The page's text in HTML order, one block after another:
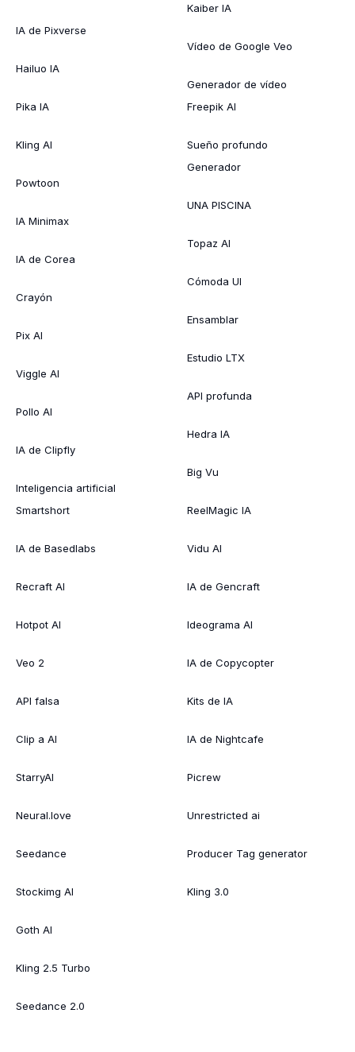
IA de Pixverse
Hailuo IA
Pika IA
Kling AI
Powtoon
IA Minimax
IA de Corea
Crayón
Pix AI
Viggle AI
Pollo AI
IA de Clipfly
Inteligencia artificial
Smartshort
IA de Basedlabs
Recraft AI
Hotpot AI
Veo 2
API falsa
Clip a AI
StarryAI
Neural.love
Seedance
Stockimg AI
Goth AI
Kling 2.5 Turbo
Seedance 2.0
Kaiber IA
Vídeo de Google Veo
Generador de vídeo
Freepik AI
Sueño profundo
Generador
UNA PISCINA
Topaz AI
Cómoda UI
Ensamblar
Estudio LTX
API profunda
Hedra IA
Big Vu
ReelMagic IA
Vidu AI
IA de Gencraft
Ideograma AI
IA de Copycopter
Kits de IA
IA de Nightcafe
Picrew
Unrestricted ai
Producer Tag generator
Kling 3.0